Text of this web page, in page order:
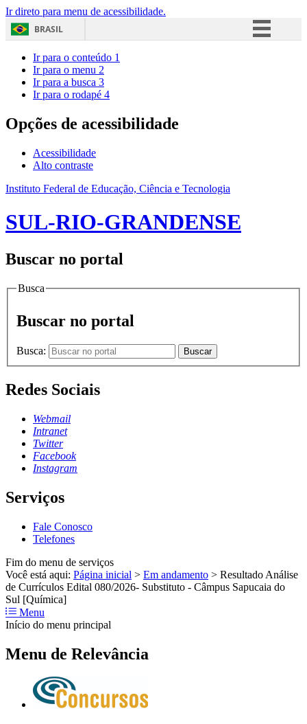
Ir direto para menu de acessibilidade.
BRASIL
Acesso à informação
Ir para o conteúdo 1
Ir para o menu 2
Ir para a busca 3
Ir para o rodapé 4
Opções de acessibilidade
Acessibilidade
Alto contraste
Instituto Federal de Educação, Ciência e Tecnologia
SUL-RIO-GRANDENSE
Buscar no portal
Busca
Buscar no portal
Busca: Buscar
Redes Sociais
Webmail
Intranet
Twitter
Facebook
Instagram
Serviços
Fale Conosco
Telefones
Fim do menu de serviços
Você está aqui: Página inicial > Em andamento > Resultado Análise
de Currículos Edital 080/2026- Substituto - Câmpus Sapucaia do
Sul [Química]
Menu
Início do menu principal
Menu de Relevância